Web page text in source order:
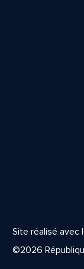
Site réalisé avec
©2026